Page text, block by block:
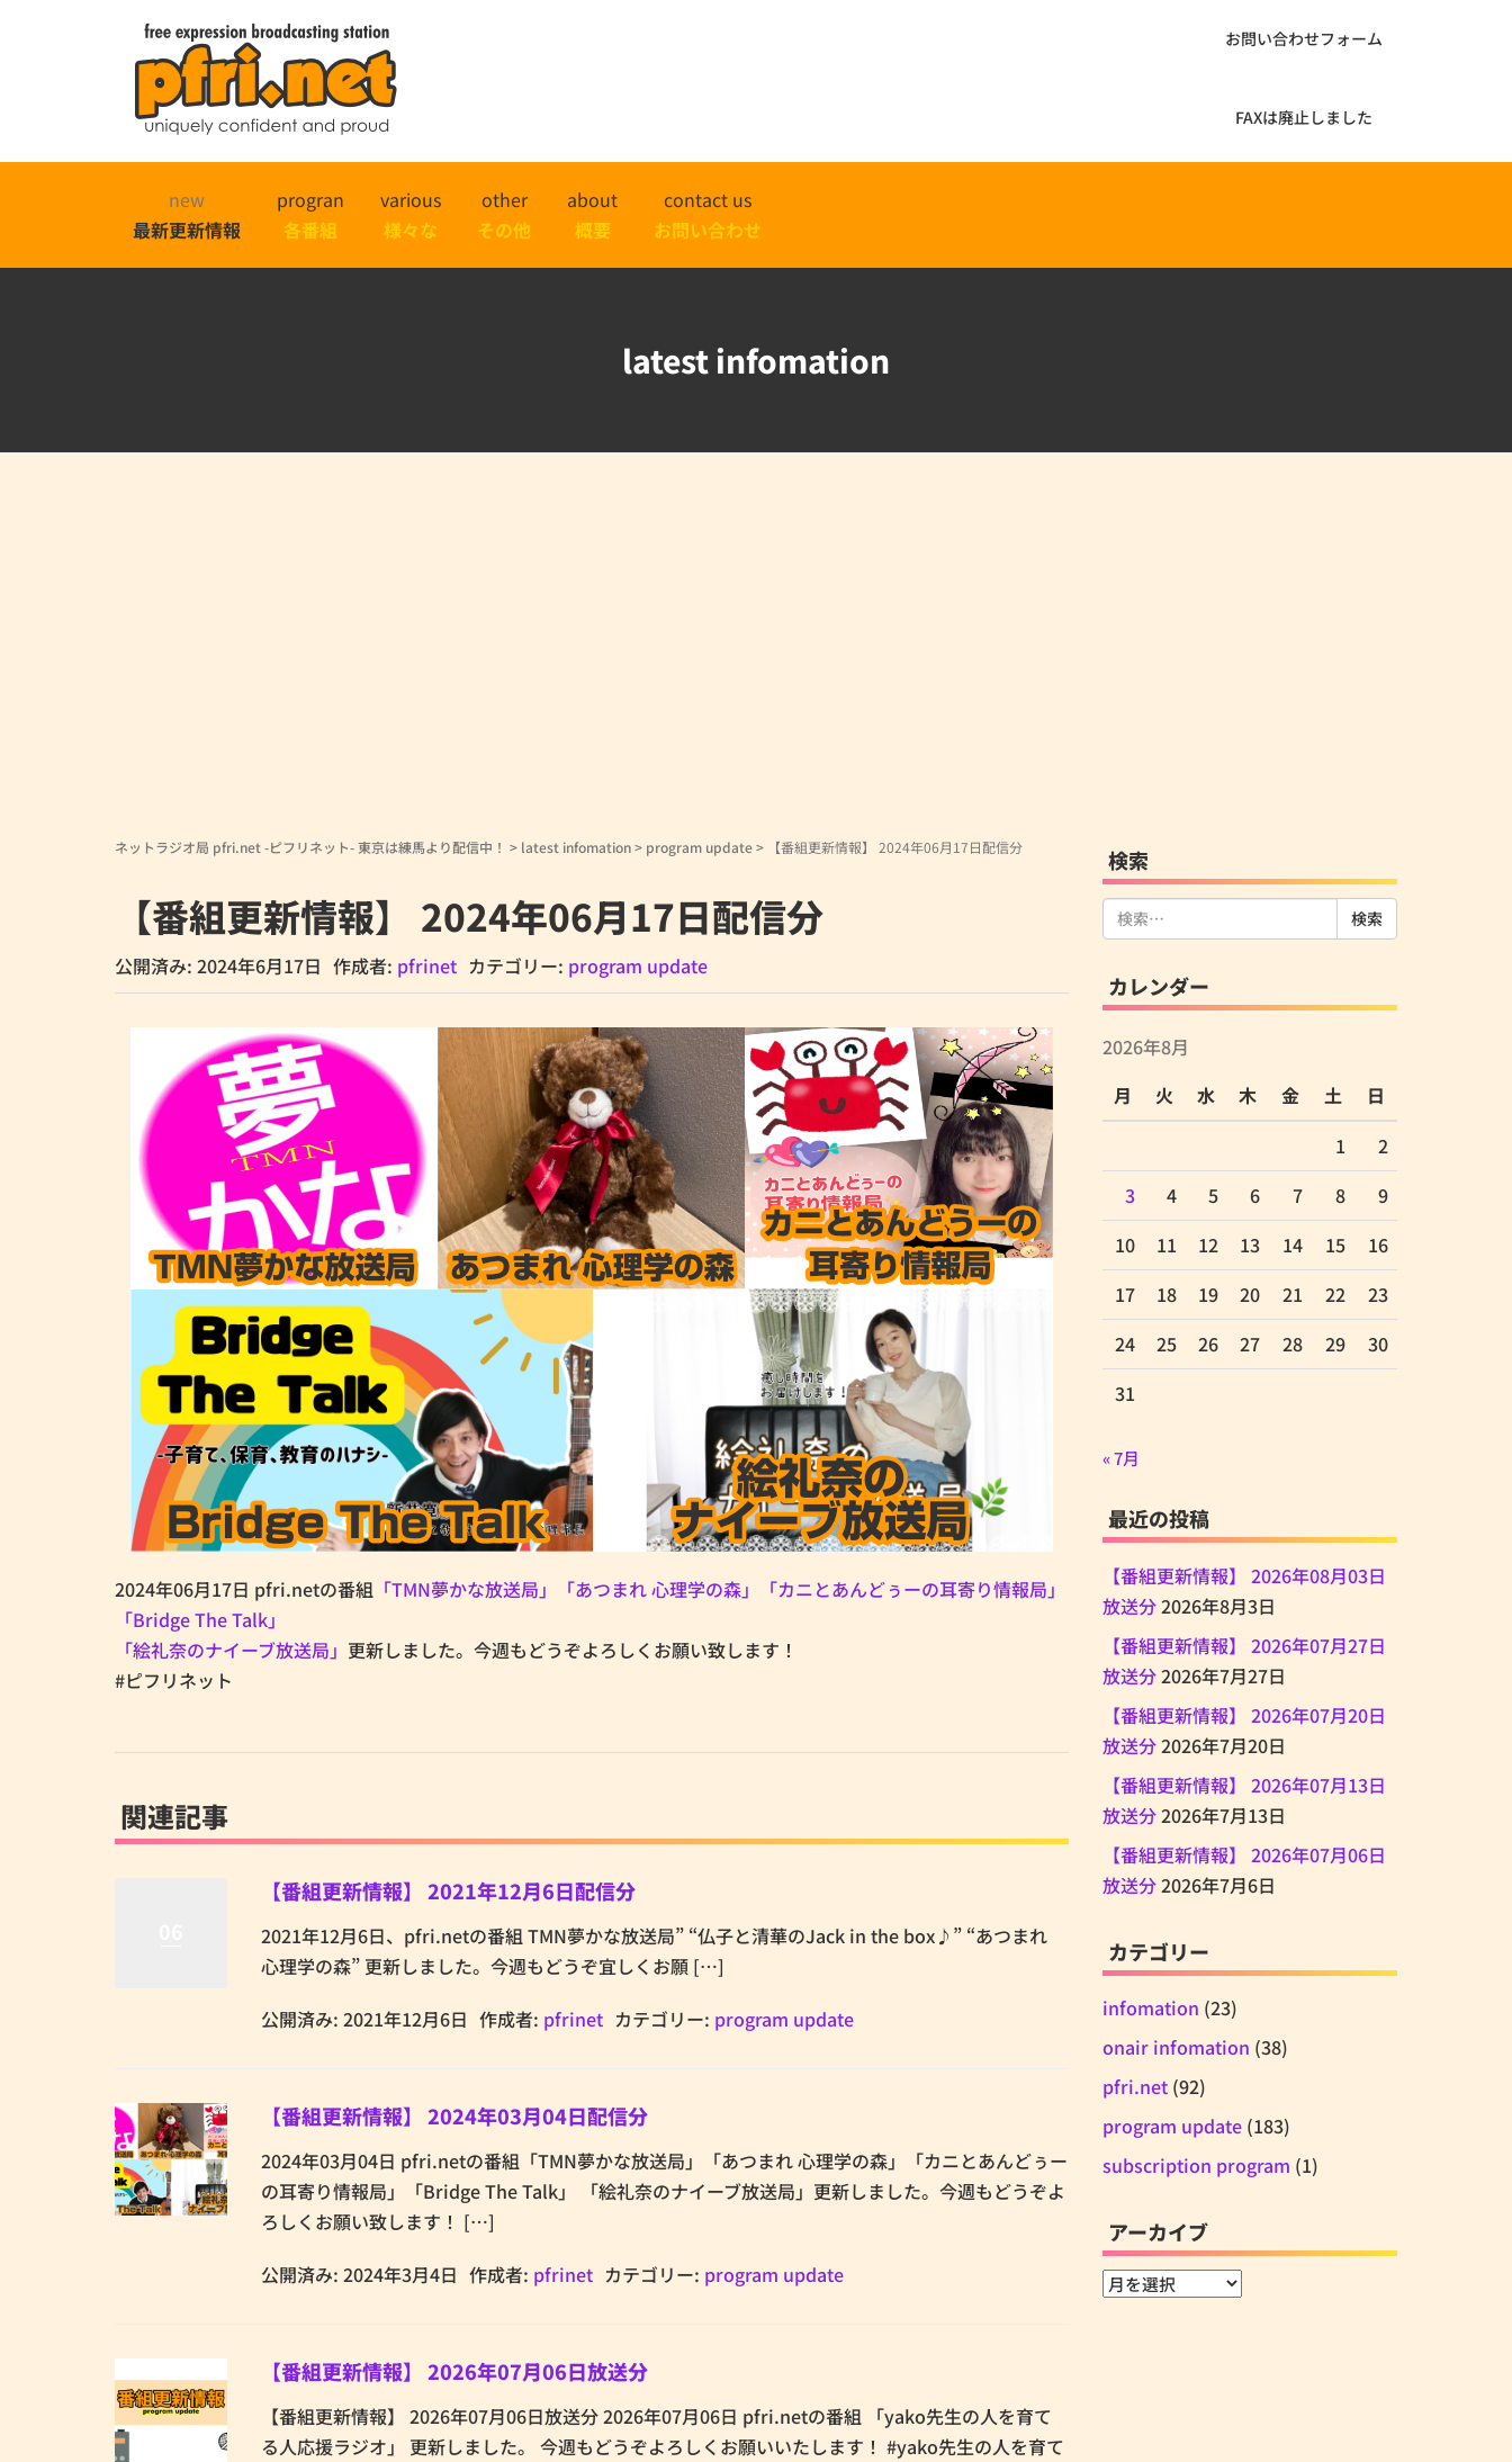
お問い合わせフォーム
FAXは廃止しました
new
最新更新情報
progran
各番組
various
様々な
other
その他
about
概要
contact us
お問い合わせ
latest infomation
ネットラジオ局 pfri.net -ピフリネット- 東京は練馬より配信中！ > latest infomation> program update> 【番組更新情報】 2024年06月17日配信分
【番組更新情報】 2024年06月17日配信分
公開済み: 2024年6月17日 作成者: pfrinet カテゴリー: program update
2024年06月17日 pfri.netの番組 「TMN夢かな放送局」 「あつまれ 心理学の森」
「カニとあんどぅーの耳寄り情報局」
「Bridge The Talk」
「絵礼奈のナイーブ放送局」 更新しました。今週もどうぞよろしくお願い致します！
#ピフリネット
関連記事
【番組更新情報】 2021年12月6日配信分
2021年12月6日、pfri.netの番組 TMN夢かな放送局” “仏子と清華のJack in the box♪” “あつまれ
心理学の森” 更新しました。今週もどうぞ宜しくお願 […]
公開済み: 2021年12月6日 作成者: pfrinet カテゴリー: program update
【番組更新情報】 2024年03月04日配信分
2024年03月04日 pfri.netの番組「TMN夢かな放送局」「あつまれ 心理学の森」「カニとあんどぅー
の耳寄り情報局」「Bridge The Talk」 「絵礼奈のナイーブ放送局」更新しました。今週もどうぞよ
ろしくお願い致します！ […]
公開済み: 2024年3月4日 作成者: pfrinet カテゴリー: program update
【番組更新情報】 2026年07月06日放送分
【番組更新情報】 2026年07月06日放送分 2026年07月06日 pfri.netの番組 「yako先生の人を育て
る人応援ラジオ」 更新しました。 今週もどうぞよろしくお願いいたします！ #yako先生の人を育て
検索
検
索:
カレンダー
2026年8月
月
火 水 木 金 土
日
1
2
3
4 5 6 7 8
9
10
11 12 13 14 15
16
17
18 19 20 21 22
23
24
25 26 27 28 29
30
31
« 7月
最近の投稿
【番組更新情報】 2026年08月03日
放送分2026年8月3日
【番組更新情報】 2026年07月27日
放送分2026年7月27日
【番組更新情報】 2026年07月20日
放送分2026年7月20日
【番組更新情報】 2026年07月13日
放送分2026年7月13日
【番組更新情報】 2026年07月06日
放送分2026年7月6日
カテゴリー
infomation (23)
onair infomation (38)
pfri.net(92)
program update(183)
subscription program (1)
アーカイブ
ア